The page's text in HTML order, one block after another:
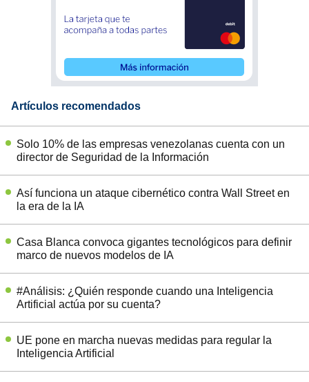
Artículos recomendados
Solo 10% de las empresas venezolanas cuenta con un
director de Seguridad de la Información
Así funciona un ataque cibernético contra Wall Street en
la era de la IA
Casa Blanca convoca gigantes tecnológicos para definir
marco de nuevos modelos de IA
#Análisis: ¿Quién responde cuando una Inteligencia
Artificial actúa por su cuenta?
UE pone en marcha nuevas medidas para regular la
Inteligencia Artificial